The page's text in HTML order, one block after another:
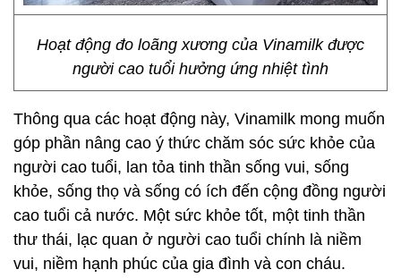
Hoạt động đo loãng xương của Vinamilk được
người cao tuổi hưởng ứng nhiệt tình
Thông qua các hoạt động này, Vinamilk mong muốn
góp phần nâng cao ý thức chăm sóc sức khỏe của
người cao tuổi, lan tỏa tinh thần sống vui, sống
khỏe, sống thọ và sống có ích đến cộng đồng người
cao tuổi cả nước. Một sức khỏe tốt, một tinh thần
thư thái, lạc quan ở người cao tuổi chính là niềm
vui, niềm hạnh phúc của gia đình và con cháu.